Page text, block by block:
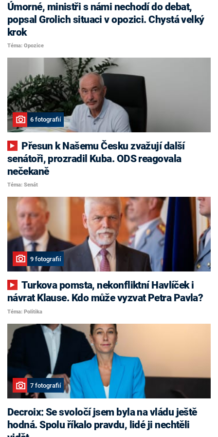
Úmorné, ministři s námi nechodí do debat,
popsal Grolich situaci v opozici. Chystá velký
krok
Téma: Opozice
6 fotografií
senátoři, prozradil Kuba. ODS reagovala
nečekaně
Téma: Senát
9 fotografií
Turkova pomsta, nekonfliktní Havlíček i
návrat Klause. Kdo může vyzvat Petra Pavla?
Téma: Politika
7 fotografií
Decroix: Se svoločí jsem byla na vládu ještě
hodná. Spolu říkalo pravdu, lidé ji nechtěli